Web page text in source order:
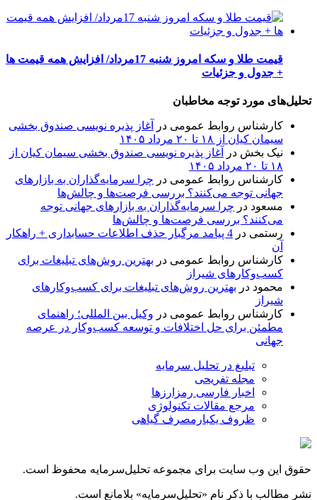
قیمت طلا و سکه امروز شنبه 17مرداد/ افزایش همه قیمت ها
+ جدول و جزئیات
تحلیل‌های مورد توجه مخاطبان
کارشناس روابط عمومی در
آغاز پذیره نویسی صندوق بخشی
سیمان کیان از ۱۸ تا ۲۰ مرداد ۱۴۰۵
نیک بخش در
آغاز پذیره نویسی صندوق بخشی سیمان کیان از
۱۸ تا ۲۰ مرداد ۱۴۰۵
کارشناس روابط عمومی در چرا سرمایه‌گذاران به بازارهای
جهانی توجه می‌کنند؟ بررسی فرصت‌ها و چالش‌ها
مسعود در چرا سرمایه‌گذاران به بازارهای جهانی توجه
می‌کنند؟ بررسی فرصت‌ها و چالش‌ها
رستمی در
4 پیامد مرگبار حذف اطلاعات حسابداری + راهکار
آن
کارشناس روابط عمومی در بهترین روش‌های تبلیغات برای
کسب‌وکارهای شیراز
محمود در بهترین روش‌های تبلیغات برای کسب‌وکارهای
شیراز
کارشناس روابط عمومی در وکیل بین المللی؛ راهنمای
مطمئن برای حل اختلافات و توسعه کسب‌وکار در عرصه
جهانی
تبلیغ در تحلیل سرمایه
مجله تفریحی
اخبار فارسی رمزارزها
مرجع مقالات تکنولوژی
ظروف یکبارمصرف گیاهی
حقوق این وب سایت برای مجموعه تحلیل‌سرمایه محفوظ است.
نشر مطالب با ذکر نام «تحلیل‌سرمایه» بلامانع است.